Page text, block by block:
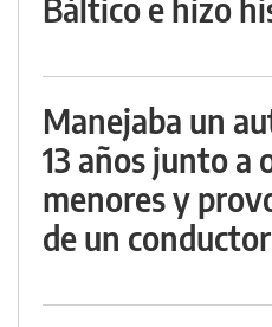
Báltico e hizo
Manejaba un
13 años junto a
menores y
de un conductor